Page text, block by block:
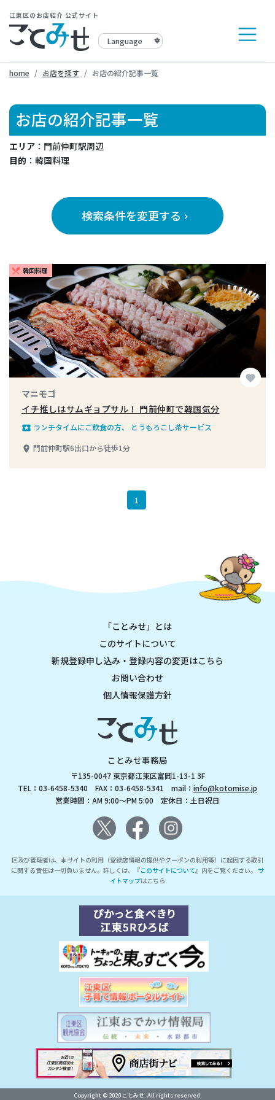
江東区のお店紹介 公式サイト
home お店を探す お店の紹介記事一覧
お店の紹介記事一覧
エリア ：門前仲町駅周辺
目的 ：韓国料理
検索条件を変更する keyboard_arrow_right
restaurant_menu 韓国料理
favorite
マニモゴ
イチ推しはサムギョプサル！ 門前仲町で韓国気分
local_play ランチタイムにご飲食の方、 とうもろこし茶サービス
place 門前仲町駅6出口から徒歩1分
1
「ことみせ」とは
このサイトについて
新規登録申し込み・登録内容の変更はこちら
お問い合わせ
個人情報保護方針
ことみせ事務局
〒135-0047 東京都江東区富岡1-13-1 3F
TEL：03-6458-5340 FAX：03-6458-5341 mail： info@kotomise.jp
営業時間：AM 9:00～PM 5:00 定休日：土日祝日
区及び管理者は、本サイトの利用（登録店情報の提供やクーポンの利用等）に起因する取引
に関する責任は一切負いません。詳しくは、『このサイトについて』内をご覧ください。 サ
イトマップはこちら
Copyright © 2020 ことみせ. All rights reserved.